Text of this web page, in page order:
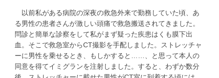
以前私がある病院の深夜の救急外来で勤務していた頃、あ
る男性の患者さんが激しい頭痛で救急搬送されてきました。
問診と簡単な診察をして私がまず疑った疾患はくも膜下出
血。そこで救急室からCT撮影を手配しました。ストレッチャ
ーに男性を乗せるとき、もしかすると……、と思って本人の
同意を得てイミグランを注射しました。すると、わずか数分